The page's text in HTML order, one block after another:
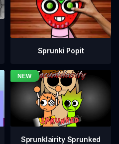
Sprunki Popit
Sprunklairity Sprunked